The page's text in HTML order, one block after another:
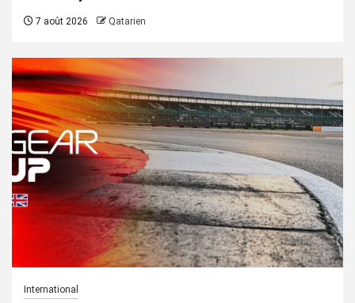
7 août 2026 Qatarien
International